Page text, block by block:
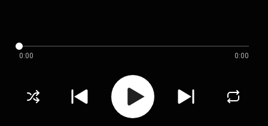
0:00 0:00